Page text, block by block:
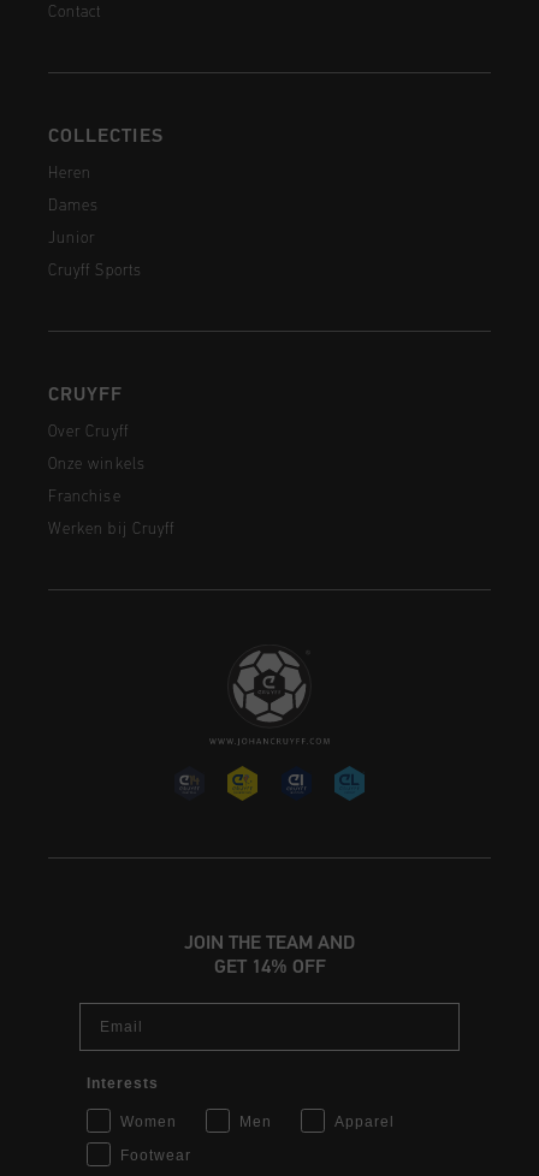
Contact
COLLECTIES
Heren
Dames
Junior
Cruyff Sports
CRUYFF
Over Cruyff
Onze winkels
Franchise
Werken bij Cruyff
JOIN THE TEAM AND
GET 14% OFF
Interests
Women Men
Apparel
Footwear